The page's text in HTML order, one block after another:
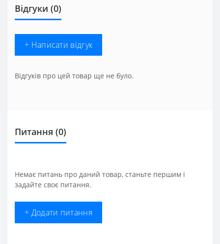
Відгуки (0)
+ Написати відгук
Відгуків про цей товар ще не було.
Питання (0)
Немає питань про даний товар, станьте першим і
задайте своє питання.
+ Додати питання